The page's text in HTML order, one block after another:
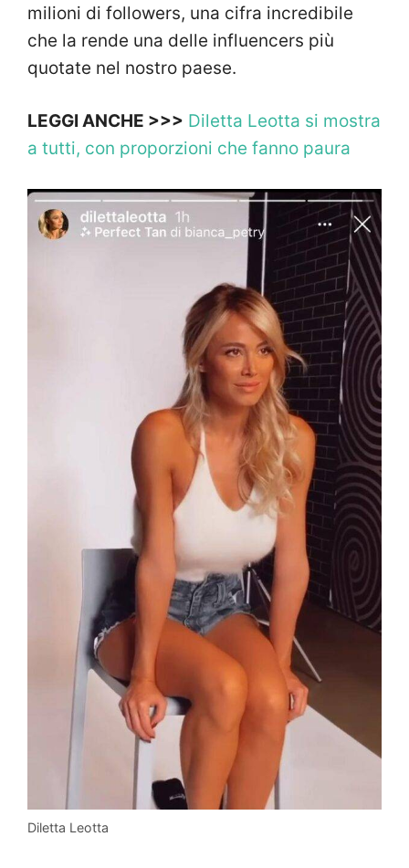
milioni di followers, una cifra incredibile
che la rende una delle influencers più
quotate nel nostro paese.
LEGGI ANCHE >>> Diletta Leotta si mostra
a tutti, con proporzioni che fanno paura
Diletta Leotta